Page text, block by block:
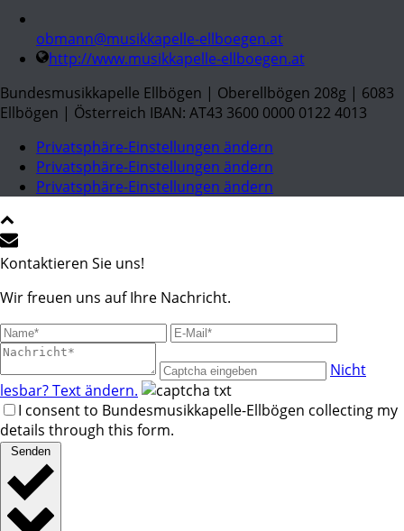
obmann@musikkapelle-ellboegen.at
http://www.musikkapelle-ellboegen.at
Bundesmusikkapelle Ellbögen | Oberellbögen 208g | 6083
Ellbögen | Österreich IBAN: AT43 3600 0000 0122 4013
Privatsphäre-Einstellungen ändern
Privatsphäre-Einstellungen ändern
Privatsphäre-Einstellungen ändern
Kontaktieren Sie uns!
Wir freuen uns auf Ihre Nachricht.
Nicht
lesbar? Text ändern.
I consent to Bundesmusikkapelle-Ellbögen collecting my
details through this form.
Senden